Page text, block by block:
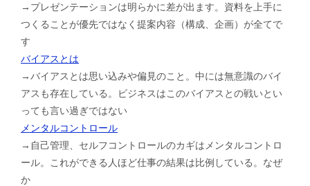
→プレゼンテーションは明らかに差が出ます。資料を上手に
つくることが優先ではなく提案内容（構成、企画）が全てで
す
バイアスとは
→バイアスとは思い込みや偏見のこと。中には無意識のバイ
アスも存在している。ビジネスはこのバイアスとの戦いとい
っても言い過ぎではない
メンタルコントロール
→自己管理、セルフコントロールのカギはメンタルコントロ
ール。これができる人ほど仕事の結果は比例している。なぜ
か